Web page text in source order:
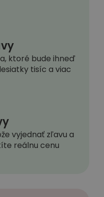
ktoré bude ihneď
tisíc a viac
vyjednať zľavu a
reálnu cenu